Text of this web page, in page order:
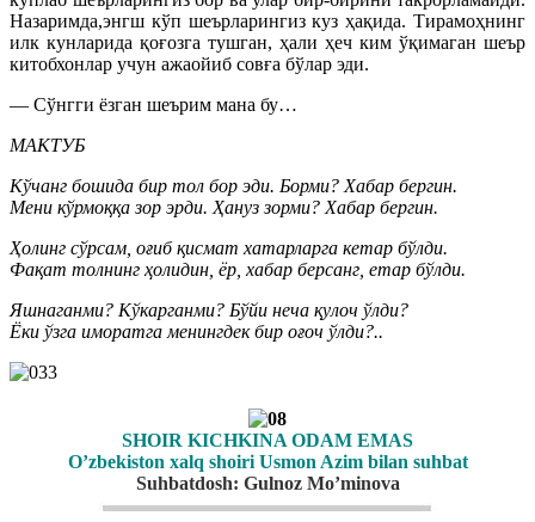
Назаримда,энгш кўп шеърларингиз куз ҳақида. Тирамоҳнинг
илк кунларида қоғозга тушган, ҳали ҳеч ким ўқимаган шеър
китобхонлар учун ажаойиб совға бўлар эди.
— Сўнгги ёзган шеърим мана бу…
МАКТУБ
Кўчанг бошида бир тол бор эди. Борми? Хабар бергин.
Мени кўрмоққа зор эрди. Ҳануз зорми? Хабар бергин.
Ҳолинг сўрсам, оғиб қисмат хатарларга кетар бўлди.
Фақат толнинг ҳолидин, ёр, хабар берсанг, етар бўлди.
Яшнаганми? Кўкарганми? Бўйи неча қулоч ўлди?
Ёки ўзга иморатга менингдек бир оғоч ўлди?..
SHOIR KICHKINA ODAM EMAS
O’zbekiston xalq shoiri Usmon Azim bilan suhbat
Suhbatdosh: Gulnoz Mo’minova